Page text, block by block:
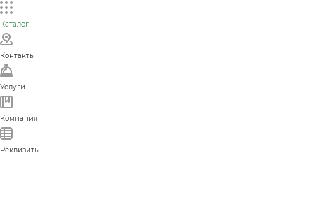
Каталог
Контакты
Услуги
Компания
Реквизиты